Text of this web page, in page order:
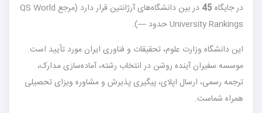
در جایگاه 45
در بین دانشگاه‌های آرژانتین قرار دارد (مرجع QS World
University Rankings حدود —).
این دانشگاه وزارت علوم، تحقیقات و فناوری ایران مورد تأیید است.
موسسه سفیران آینده روشن در انتخاب رشته، آماده‌سازی مدارک،
ترجمه رسمی، ارسال اپلای، پیگیری پذیرش و مشاوره ویزای تحصیلی
همراه شماست.